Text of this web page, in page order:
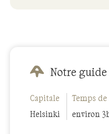
Notre
Capitale
Helsinki
Temps de
environ